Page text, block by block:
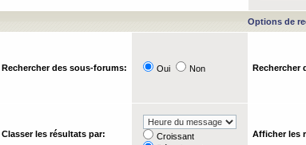
Options de
Rechercher des sous-forums: Oui Non Rechercher
Classer les résultats par:
Croissant
Afficher les